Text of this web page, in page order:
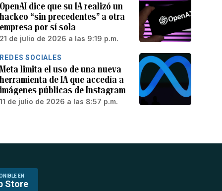
OpenAI dice que su IA realizó un
hackeo “sin precedentes” a otra
empresa por sí sola
21 de julio de 2026 a las 9:19 p.m.
REDES SOCIALES
Meta limita el uso de una nueva
herramienta de IA que accedía a
imágenes públicas de Instagram
11 de julio de 2026 a las 8:57 p.m.
EN
Store